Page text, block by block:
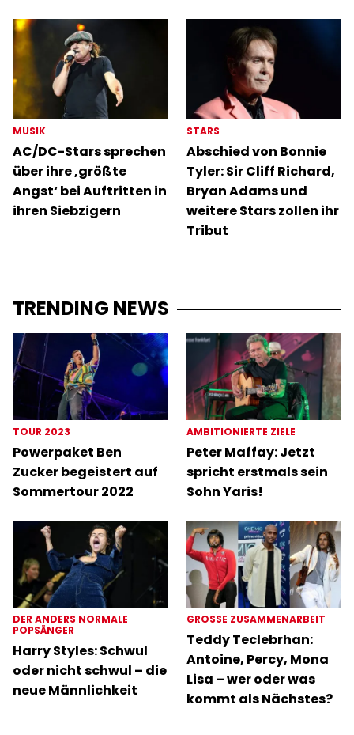
MUSIK
AC/DC-Stars sprechen
über ihre ‚größte
Angst‘ bei Auftritten in
ihren Siebzigern
STARS
Abschied von Bonnie
Tyler: Sir Cliff Richard,
Bryan Adams und
weitere Stars zollen ihr
Tribut
TRENDING NEWS
TOUR 2023
Powerpaket Ben
Zucker begeistert auf
Sommertour 2022
AMBITIONIERTE ZIELE
Peter Maffay: Jetzt
spricht erstmals sein
Sohn Yaris!
DER ANDERS NORMALE
POPSÄNGER
Harry Styles: Schwul
oder nicht schwul – die
neue Männlichkeit
GROSSE ZUSAMMENARBEIT
Teddy Teclebrhan:
Antoine, Percy, Mona
Lisa – wer oder was
kommt als Nächstes?